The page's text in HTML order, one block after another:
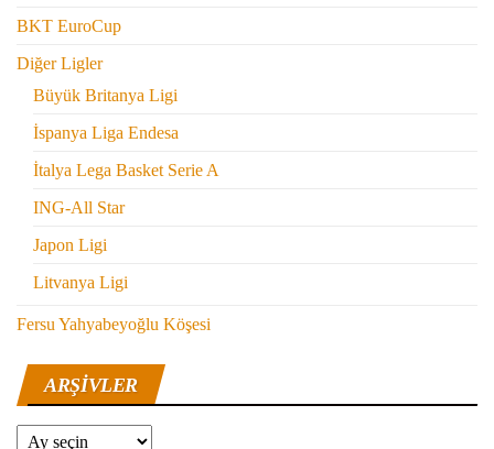
BKT EuroCup
Diğer Ligler
Büyük Britanya Ligi
İspanya Liga Endesa
İtalya Lega Basket Serie A
ING-All Star
Japon Ligi
Litvanya Ligi
Fersu Yahyabeyoğlu Köşesi
ARŞIVLER
Arşivler